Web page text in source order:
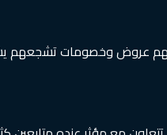
لهم عروض وخصومات تشجعهم